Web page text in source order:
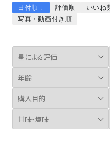
日付順 ↓ 評価順 いいね
写真・動画付き順